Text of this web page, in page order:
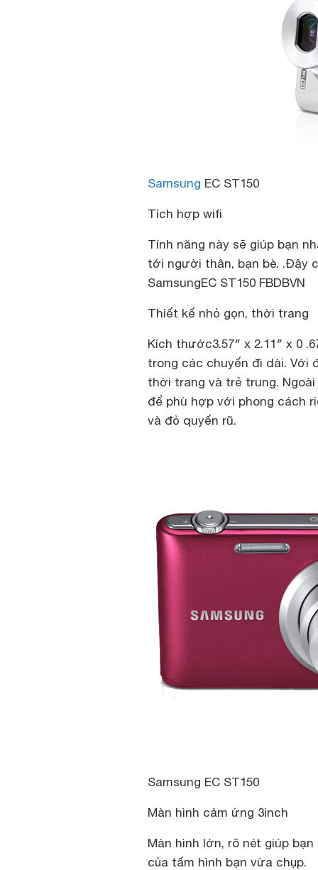
Samsung EC ST150
Tích hợp wifi
Tính năng này sẽ giúp bạn
tới người thân, bạn bè. .Đây
SamsungEC ST150 FBDBVN
Thiết kế nhỏ gọn, thời trang
Kích thước3.57″ x 2.11″ x 0
trong các chuyến đi dài. Với
thời trang và trẻ trung.
để phù hợp với phong cách
và đỏ quyến rũ.
Samsung EC ST150
Màn hình cảm ứng 3inch
Màn hình lớn, rõ nét giúp
của tấm hình bạn vừa chụp.